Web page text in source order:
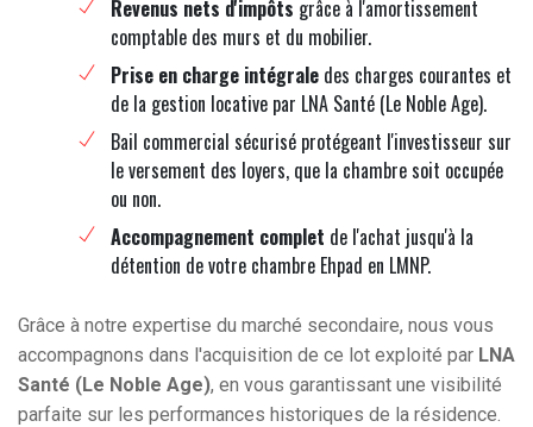
Revenus nets d'impôts grâce à l'amortissement
comptable des murs et du mobilier.
Prise en charge intégrale des charges courantes et
de la gestion locative par LNA Santé (Le Noble Age).
Bail commercial sécurisé protégeant l'investisseur sur
le versement des loyers, que la chambre soit occupée
ou non.
Accompagnement complet de l'achat jusqu'à la
détention de votre chambre Ehpad en LMNP.
Grâce à notre expertise du marché secondaire, nous vous
accompagnons dans l'acquisition de ce lot exploité par LNA
Santé (Le Noble Age), en vous garantissant une visibilité
parfaite sur les performances historiques de la résidence.